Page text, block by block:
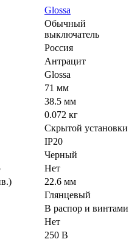
Glossa
Обычный
выключатель
Россия
Антрацит
Glossa
71 мм
38.5 мм
0.072 кг
Скрытой установки
IP20
Черный
Нет
22.6 мм
Глянцевый
В распор и винтами
Нет
250 В